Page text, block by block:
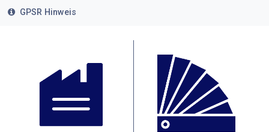
GPSR Hinweis